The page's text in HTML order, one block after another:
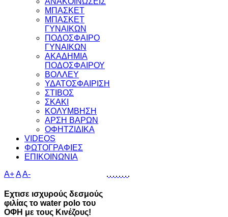
ΜΠΑΣΚΕΤ
ΜΠΑΣΚΕΤ
ΓΥΝΑΙΚΩΝ
ΠΟΔΟΣΦΑΙΡΟ
ΓΥΝΑΙΚΩΝ
ΑΚΑΔΗΜΙΑ
ΠΟΔΟΣΦΑΙΡΟΥ
ΒΟΛΛΕΥ
ΥΔΑΤΟΣΦΑΙΡΙΣΗ
ΣΤΙΒΟΣ
ΣΚΑΚΙ
ΚΟΛΥΜΒΗΣΗ
ΑΡΣΗ ΒΑΡΩΝ
ΟΦΗΤΖΙΔΙΚΑ
VIDEOS
ΦΩΤΟΓΡΑΦΙΕΣ
ΕΠΙΚΟΙΝΩΝΙΑ
A+AA-
Εχτισε ισχυρούς δεσμούς
φιλίας το water polo του
ΟΦΗ με τους Κινέζους!